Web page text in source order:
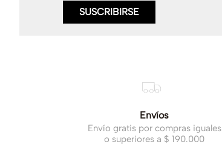
SUSCRIBIRSE
Envíos
Envío gratis por compras iguales
o superiores a $ 190.000